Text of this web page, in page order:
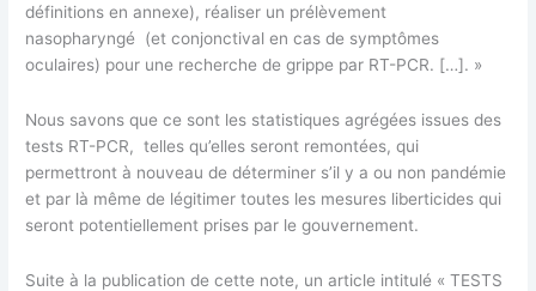
définitions en annexe), réaliser un prélèvement
nasopharyngé (et conjonctival en cas de symptômes
oculaires) pour une recherche de grippe par RT-PCR. […]. »
Nous savons que ce sont les statistiques agrégées issues des
tests RT-PCR, telles qu’elles seront remontées, qui
permettront à nouveau de déterminer s’il y a ou non pandémie
et par là même de légitimer toutes les mesures liberticides qui
seront potentiellement prises par le gouvernement.
Suite à la publication de cette note, un article intitulé « TESTS